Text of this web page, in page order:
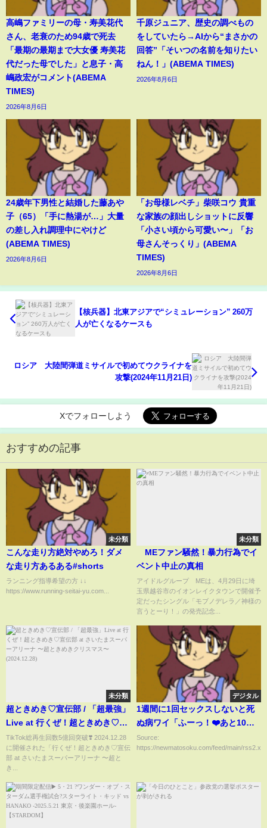
高嶋ファミリーの母・寿美花代
さん、老衰のため94歳で死去
「最期の最期まで大女優 寿美花
代だった母でした」と息子・高
嶋政宏がコメント(ABEMA
TIMES)
2026年8月6日
千原ジュニア、歴史の調べもの
をしていたら→AIから“まさかの
回答”「そいつの名前を知りたい
ねん！」(ABEMA TIMES)
2026年8月6日
24歳年下男性と結婚した藤あや
子（65）「手に熱湯が…」大量
の差し入れ調理中にやけど
(ABEMA TIMES)
2026年8月6日
「お母様レベチ」柴咲コウ 貴重
な家族の顔出しショットに反響
「小さい頃から可愛い〜」「お
母さんそっくり」(ABEMA
TIMES)
2026年8月6日
【核兵器】北東アジアで“シミュレーション” 260万
人が亡くなるケースも
ロシア 大陸間弾道ミサイルで初めてウクライナを
攻撃(2024年11月21日)
Xでフォローしよう
おすすめの記事
未分類
こんな走り方絶対やめろ！ダメ
な走り方あるある#shorts
ランニング指導希望の方 ↓↓
https://www.running-seitai-yu.com...
未分類
≠MEファン騒然！暴力行為でイ
ベント中止の真相
アイドルグループ≠MEは、4月29日に埼
玉県越谷市のイオンレイクタウンで開催予
定だったシングル「モブノデレラ／神様の
言うとーり！」の発売記念...
未分類
超ときめき♡宣伝部 / 「超最強」
Live at 行くぜ！超ときめき♡宣
伝部 at さいたまスーパーアリー
ナ 〜超ときめきクリスマス〜
(2024.12.28)
TikTok総再生回数5億回突破❣️ 2024.12.28
に開催された「行くぜ！超ときめき♡宣伝
部 at さいたまスーパーアリーナ 〜超と
き...
デジタル
1週間に1回セックスしないと死
ぬ病ワイ「ふーっ！❤️あと10分
しかない！❤️ふーっ！❤️」
Source:
https://newmatosoku.com/feed/main/